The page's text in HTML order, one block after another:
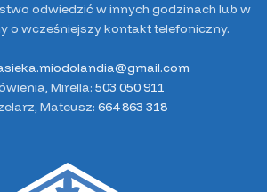
odwiedzić w innych godzinach lub w
o wcześniejszy kontakt telefoniczny.
Mirella: 503 050 911
Mateusz: 664 863 318